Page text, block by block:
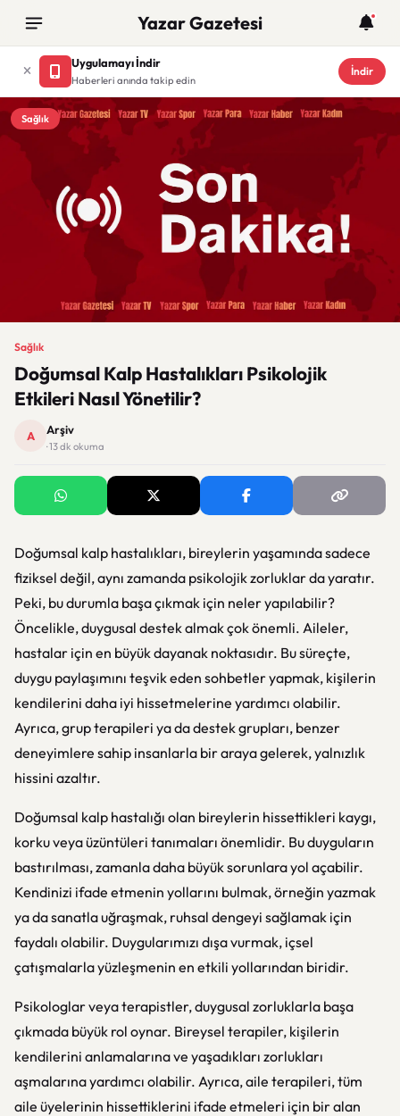
Yazar Gazetesi
Uygulamayı İndir
Haberleri anında takip edin
İndir
Sağlık
Sağlık
Doğumsal Kalp Hastalıkları Psikolojik
Etkileri Nasıl Yönetilir?
A Arşiv
· 13 dk okuma
Doğumsal kalp hastalıkları, bireylerin yaşamında sadece
fiziksel değil, aynı zamanda psikolojik zorluklar da yaratır.
Peki, bu durumla başa çıkmak için neler yapılabilir?
Öncelikle, duygusal destek almak çok önemli. Aileler,
hastalar için en büyük dayanak noktasıdır. Bu süreçte,
duygu paylaşımını teşvik eden sohbetler yapmak, kişilerin
kendilerini daha iyi hissetmelerine yardımcı olabilir.
Ayrıca, grup terapileri ya da destek grupları, benzer
deneyimlere sahip insanlarla bir araya gelerek, yalnızlık
hissini azaltır.
Doğumsal kalp hastalığı olan bireylerin hissettikleri kaygı,
korku veya üzüntüleri tanımaları önemlidir. Bu duyguların
bastırılması, zamanla daha büyük sorunlara yol açabilir.
Kendinizi ifade etmenin yollarını bulmak, örneğin yazmak
ya da sanatla uğraşmak, ruhsal dengeyi sağlamak için
faydalı olabilir. Duygularımızı dışa vurmak, içsel
çatışmalarla yüzleşmenin en etkili yollarından biridir.
Psikologlar veya terapistler, duygusal zorluklarla başa
çıkmada büyük rol oynar. Bireysel terapiler, kişilerin
kendilerini anlamalarına ve yaşadıkları zorlukları
aşmalarına yardımcı olabilir. Ayrıca, aile terapileri, tüm
aile üyelerinin hissettiklerini ifade etmeleri için bir alan